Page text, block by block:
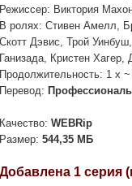
Режиссер: Виктория
В ролях: Стивен Амелл,
Скотт Дэвис, Трой
Ганизада, Кристен
Продолжительность: 1 x
Перевод:
Качество: WEBRip
Размер: 544,35 МБ
Добавлена 1 серия